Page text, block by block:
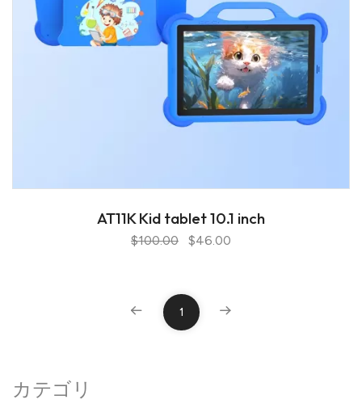
AT11K Kid tablet 10.1 inch
$100.00 $46.00
1
カテゴリ